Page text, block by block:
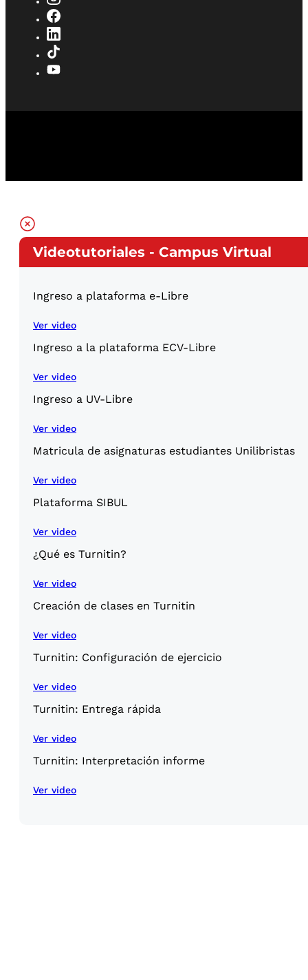
Videotutoriales - Campus Virtual
Ingreso a plataforma e-Libre
Ver video
Ingreso a la plataforma ECV-Libre
Ver video
Ingreso a UV-Libre
Ver video
Matricula de asignaturas estudiantes Unilibristas
Ver video
Plataforma SIBUL
Ver video
¿Qué es Turnitin?
Ver video
Creación de clases en Turnitin
Ver video
Turnitin: Configuración de ejercicio
Ver video
Turnitin: Entrega rápida
Ver video
Turnitin: Interpretación informe
Ver video